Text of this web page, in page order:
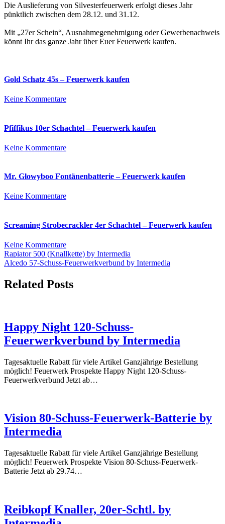
Die Auslieferung von Silvesterfeuerwerk erfolgt dieses Jahr
pünktlich zwischen dem 28.12. und 31.12.
Mit „27er Schein“, Ausnahmegenehmigung oder Gewerbenachweis
könnt Ihr das ganze Jahr über Euer Feuerwerk kaufen.
Gold Schatz 45s – Feuerwerk kaufen
Keine Kommentarezu
45s
–
kaufen
Pfiffikus 10er Schachtel – Feuerwerk kaufen
Keine Kommentarezu
Schachtel
kaufen
Mr. Glowyboo Fontänenbatterie – Feuerwerk kaufen
Keine Kommentarezu
Fontänenbatterie
–
kaufen
Screaming Strobecrackler 4er Schachtel – Feuerwerk kaufen
Keine Kommentarezu
Screaming
Strobecrackler
Schachtel
–
Beitrags-
Navigation
Rapiator 500 (Knallkette) by Intermedia
Alcedo 57-Schuss-Feuerwerkverbund by Intermedia
Related Posts
Happy Night 120-Schuss-
Feuerwerkverbund by Intermedia
Tagesaktuelle Rabatt für viele Artikel Ganzjährige Bestellung
möglich! Feuerwerk Prospekte Happy Night 120-Schuss-
Feuerwerkverbund Jetzt ab…
Vision 80-Schuss-Feuerwerk-Batterie by
Intermedia
Tagesaktuelle Rabatt für viele Artikel Ganzjährige Bestellung
möglich! Feuerwerk Prospekte Vision 80-Schuss-Feuerwerk-
Batterie Jetzt ab 29.74…
Reibkopf Knaller, 20er-Schtl. by